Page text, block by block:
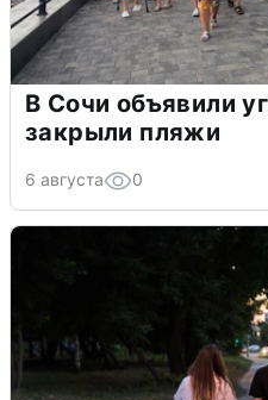
В Сочи объявили
закрыли пляжи
6 августа 0